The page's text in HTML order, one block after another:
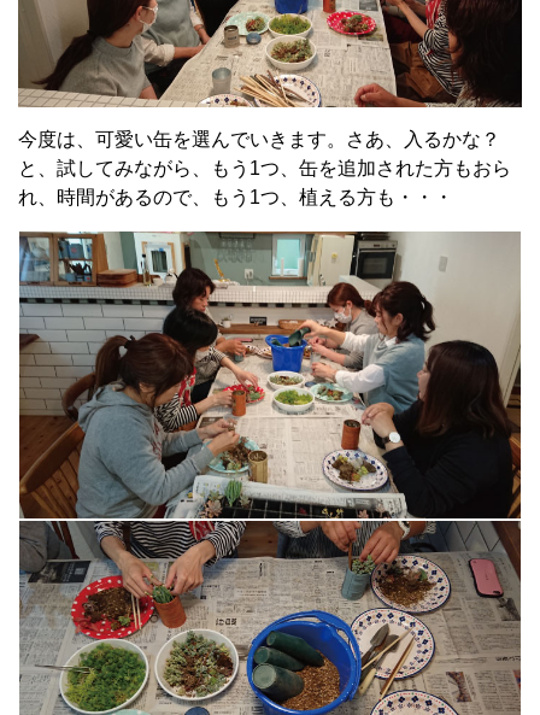
今度は、可愛い缶を選んでいきます。さあ、入るかな？
と、試してみながら、もう1つ、缶を追加された方もおら
れ、時間があるので、もう1つ、植える方も・・・